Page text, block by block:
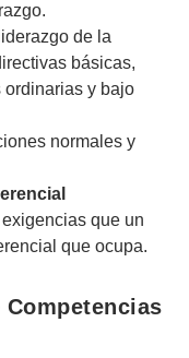
de la
básicas,
ordinarias y bajo
normales y
que un
que ocupa.